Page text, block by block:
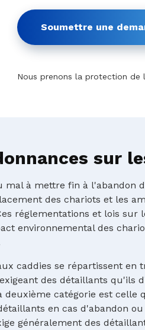
Soumettre une
Nous prenons la protection de
sur
à mettre fin à l'abandon
des chariots et les
réglementations et lois sur
environnemental des
caddies se répartissent en
des détaillants qu'ils
catégorie est celle
en cas d'abandon
généralement des